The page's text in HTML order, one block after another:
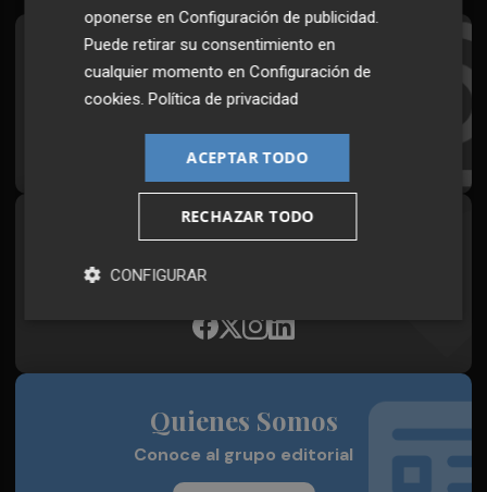
Suscríbete al Boletín
Todos los días a primera hora en tu email
Síguenos en redes
Plaza Podcast, desde cualquier medio
Quienes Somos
Conoce al grupo editorial
oponerse enConfiguración de publicidad.
Puede retirar su consentimiento en
cualquier momento enConfiguración de
cookies.Política de privacidad
ACEPTAR TODO
RECHAZAR TODO
CONFIGURAR